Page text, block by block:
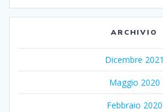
ARCHIVIO
Dicembre 2021
Maggio 2020
Febbraio 2020